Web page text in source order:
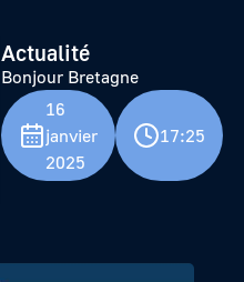
Actualité
Bonjour Bretagne
16
janvier
2025
17:25